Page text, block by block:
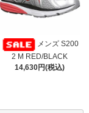
メンズ S200
2 M RED/BLACK
14,630円(税込)